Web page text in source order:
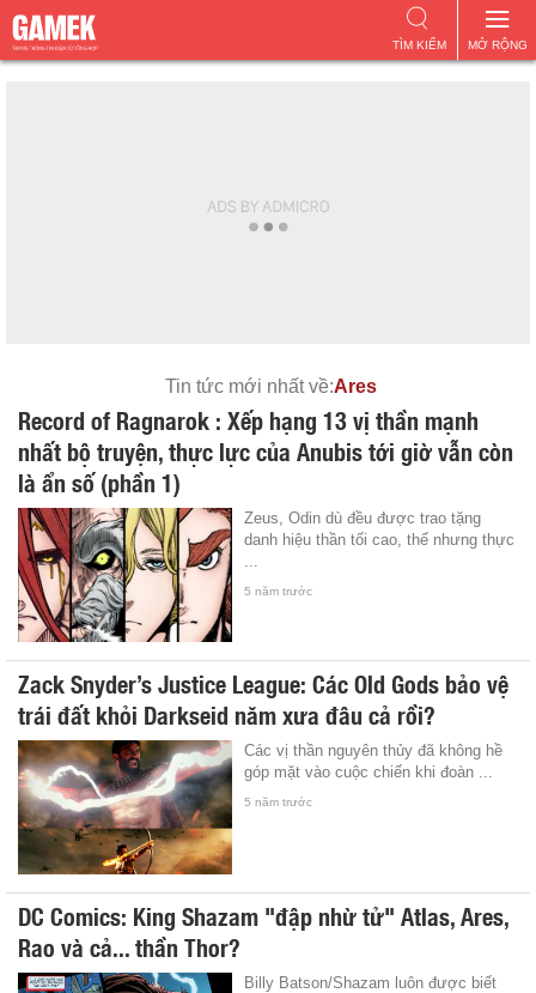
MỞ RỘNG
TÌM KIẾM
Tin tức mới nhất về:Ares
Record of Ragnarok : Xếp hạng 13 vị thần mạnh
nhất bộ truyện, thực lực của Anubis tới giờ vẫn còn
là ẩn số (phần 1)
Zeus, Odin dù đều được trao tặng
danh hiệu thần tối cao, thế nhưng thực
...
5 năm trước
Zack Snyder’s Justice League: Các Old Gods bảo vệ
trái đất khỏi Darkseid năm xưa đâu cả rồi?
Các vị thần nguyên thủy đã không hề
góp mặt vào cuộc chiến khi đoàn ...
5 năm trước
DC Comics: King Shazam "đập nhừ tử" Atlas, Ares,
Rao và cả... thần Thor?
Billy Batson/Shazam luôn được biết